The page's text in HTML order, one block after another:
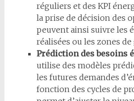
réguliers et des KPI
la prise de décision des
peuvent ainsi suivre les
réalisées ou les zones de
Prédiction des besoins
utilise des modèles
les futures demandes
fonction des cycles de